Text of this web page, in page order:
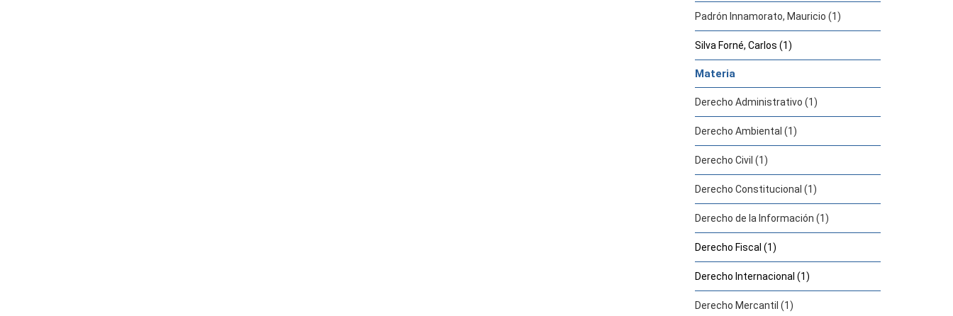
Padrón Innamorato, Mauricio (1)
Silva Forné, Carlos (1)
Materia
Derecho Administrativo (1)
Derecho Ambiental (1)
Derecho Civil (1)
Derecho Constitucional (1)
Derecho de la Información (1)
Derecho Fiscal (1)
Derecho Internacional (1)
Derecho Mercantil (1)